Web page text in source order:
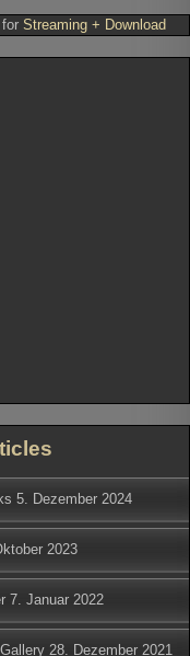
Streaming + Download
5. Dezember 2024
2023
7. Januar 2022
28. Dezember 2021